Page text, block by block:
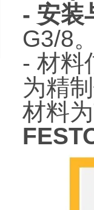
- 安装
G3/8
- 材料
为精
材料